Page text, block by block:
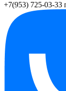
+7(953) 725-03-33